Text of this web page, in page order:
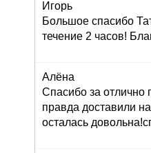
Игорь
Большое спасибо
течение 2 часов!
Алёна
Спасибо за отлично
правда доставили
осталась